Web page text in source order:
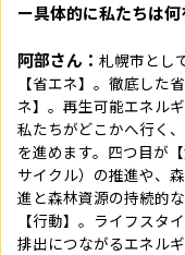
ー具体的に私たちは
阿部さん： 札幌市とし
【省エネ】。徹底した
ネ】。再生可能エネル
私たちがどこかへ行く
を進めます。四つ目が
サイクル）の推進や、
進と森林資源の持続的
【行動】。ライフスタ
排出につながるエネル